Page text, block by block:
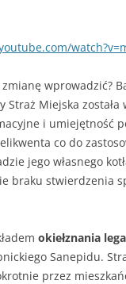
wprowadzić?
Straż Miejska została
i umiejętność
co do
jego własnego
braku stwierdzenia
okiełznania
Sanepidu.
przez